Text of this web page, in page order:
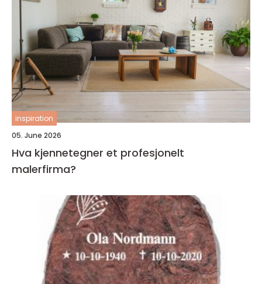
inspiration
05. June 2026
Hva kjennetegner et profesjonelt
malerfirma?